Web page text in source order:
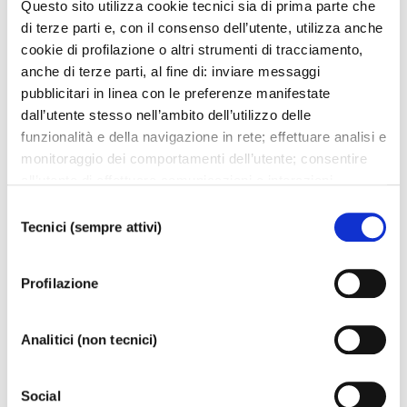
Questo sito utilizza cookie tecnici sia di prima parte che
di terze parti e, con il consenso dell’utente, utilizza anche
cookie di profilazione o altri strumenti di tracciamento,
anche di terze parti, al fine di: inviare messaggi
pubblicitari in linea con le preferenze manifestate
dall’utente stesso nell’ambito dell’utilizzo delle
funzionalità e della navigazione in rete; effettuare analisi e
monitoraggio dei comportamenti dell’utente; consentire
TUTTI”, l’utente acconsente all’uso di tutti i cookie non
tecnici, inclusi quindi quelli di profilazione, analitici e
social. Il consenso è facoltativo e può essere revocato in
qualsiasi momento. Se l’utente desidera modificare le
sinistra dello schermo. Per sapere di più sui cookie che
da dove è
questo banner - cliccando sulla X in alto a destra -
delTecnici (sempre attivi)
Profilazione
Analitici (non tecnici)
Social
Requiebro
choreography by Antonio Pérez
music by Johann Sebastian Bach and José de Nebra
Nada más y nada menos
choreography by Miguel Fuente
music by Carlos Nuñez
Upcoming events